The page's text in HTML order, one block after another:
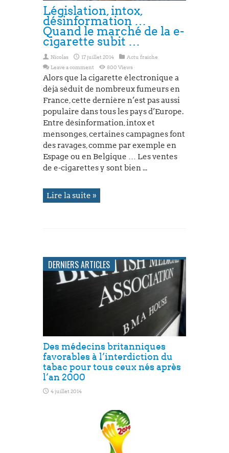
Législation, intox,
désinformation …
Quand le marché de la e-
cigarette subit …
Nicolas 17 juillet 2014
Actu fraiche
Leave a comment
800 Views
Alors que la cigarette électronique a
déjà séduit de nombreux fumeurs en
France, cette dernière n’est pas aussi
populaire dans tous les pays d’Europe.
Entre désinformation, intox et
mensonges, certaines campagnes font
des ravages, comme par exemple en
Espage ou en Belgique … Les ventes
de e-cigarettes y sont bien ...
Lire la suite »
DERNIERS ARTICLES
Des médecins britanniques
favorables à l’interdiction du
tabac pour tous ceux nés après
l’an 2000
4 juillet 2014